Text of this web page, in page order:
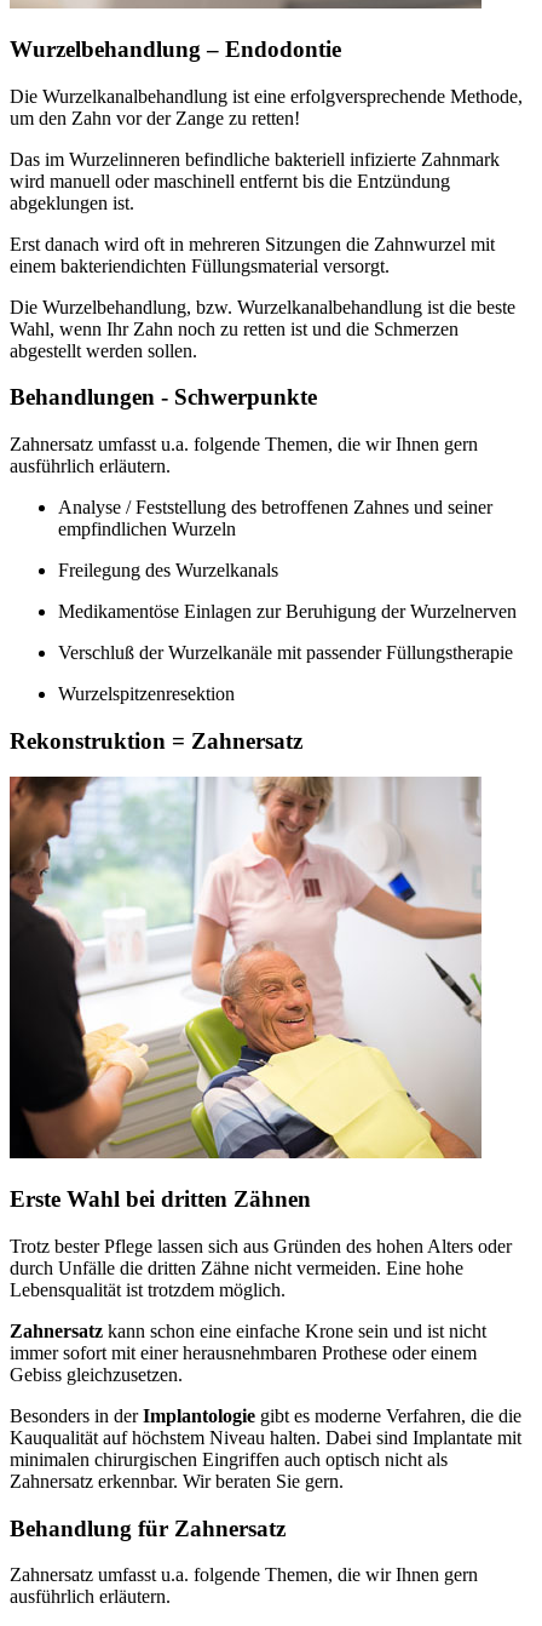
Wurzelbehandlung – Endodontie
Die Wurzelkanalbehandlung ist eine erfolgversprechende Methode,
um den Zahn vor der Zange zu retten!
Das im Wurzelinneren befindliche bakteriell infizierte Zahnmark
wird manuell oder maschinell entfernt bis die Entzündung
abgeklungen ist.
Erst danach wird oft in mehreren Sitzungen die Zahnwurzel mit
einem bakteriendichten Füllungsmaterial versorgt.
Die Wurzelbehandlung, bzw. Wurzelkanalbehandlung ist die beste
Wahl, wenn Ihr Zahn noch zu retten ist und die Schmerzen
abgestellt werden sollen.
Behandlungen - Schwerpunkte
Zahnersatz umfasst u.a. folgende Themen, die wir Ihnen gern
ausführlich erläutern.
Analyse / Feststellung des betroffenen Zahnes und seiner
empfindlichen Wurzeln
Freilegung des Wurzelkanals
Medikamentöse Einlagen zur Beruhigung der Wurzelnerven
Verschluß der Wurzelkanäle mit passender Füllungstherapie
Wurzelspitzenresektion
Rekonstruktion = Zahnersatz
Erste Wahl bei dritten Zähnen
Trotz bester Pflege lassen sich aus Gründen des hohen Alters oder
durch Unfälle die dritten Zähne nicht vermeiden. Eine hohe
Lebensqualität ist trotzdem möglich.
Zahnersatz kann schon eine einfache Krone sein und ist nicht
immer sofort mit einer herausnehmbaren Prothese oder einem
Gebiss gleichzusetzen.
Besonders in derImplantologie gibt es moderne Verfahren, die die
Kauqualität auf höchstem Niveau halten. Dabei sind Implantate mit
minimalen chirurgischen Eingriffen auch optisch nicht als
Zahnersatz erkennbar. Wir beraten Sie gern.
Behandlung für Zahnersatz
Zahnersatz umfasst u.a. folgende Themen, die wir Ihnen gern
ausführlich erläutern.